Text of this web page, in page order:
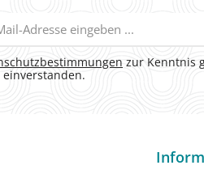
Mail-
zur Kenntnis